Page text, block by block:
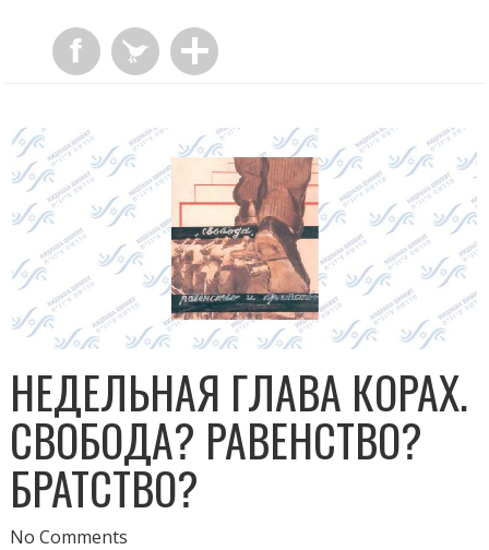
НЕДЕЛЬНАЯ ГЛАВА КОРАХ.
СВОБОДА? РАВЕНСТВО?
БРАТСТВО?
No Comments